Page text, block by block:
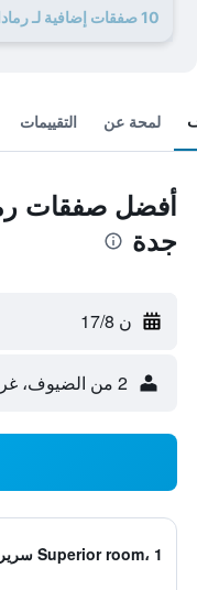
10 صفقات إضافية لـ رمادا باي ويندام كونتيننتال جدة
لمحة عن التقييمات
أفضل صفقات
جدة
ن 17/8
2 من الضيوف، غرفة واحدة
Superior room، 1 سرير كينغ